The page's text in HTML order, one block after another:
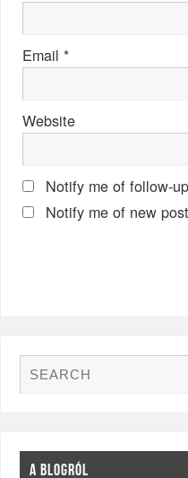
Email*
Website
Notify me of follow-
Notify me of new
A BLOGRÓL